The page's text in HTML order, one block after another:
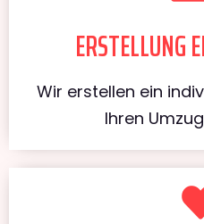
ERSTELLUNG
Wir erstellen ein
Ihren